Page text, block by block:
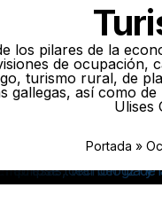
los pilares de la
de ocupación,
turismo rural, de
gallegas, así como
Ulises
Portada »